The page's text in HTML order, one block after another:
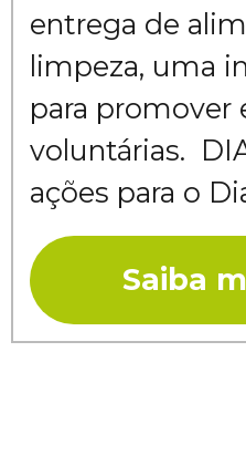
entrega de
limpeza, uma
para promover
voluntárias.
ações para o
Saiba